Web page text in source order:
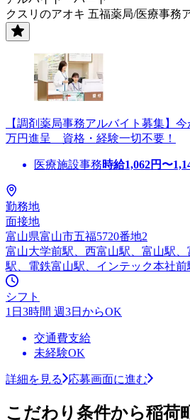
クスリのアオキ 五福薬局/医療事務
【調剤薬局事務アルバイト募集】
万円進呈 資格・経験一切不要！
医療施設事務時給1,062円〜
勤務地
面接地
富山県富山市五福5720番地2
富山大学前駅、西富山駅、富山駅
駅、電鉄富山駅、インテック本社前
シフト
1日3時間 週3日からOK
交通費支給
未経験OK
詳細を見る 応募画面に進む
こだわり条件から稲荷